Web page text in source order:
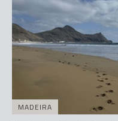
MADEIRA